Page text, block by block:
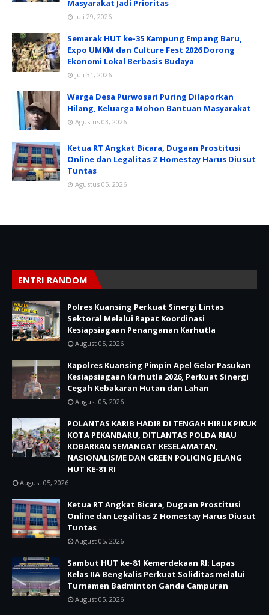
Masyarakat Jadi Prioritas
Juli 29, 2026
Semarak HUT ke-35 Kampung Empang Baru,
Expo UMKM dan Culture Fest 2026 Dorong
Ekonomi Lokal Berbasis Budaya
Juli 31, 2026
Warga Desa Purwosari Puring Dilaporkan
Hilang, Keluarga Mohon Bantuan Masyarakat
Agustus 03, 2026
Ketua RT Angkat Bicara, Dugaan Prostitusi
Online dan Legalitas Z Homestay Harus Diusut
Tuntas
Agustus 05, 2026
ENTRI RANDOM
Polres Kuansing Perkuat Sinergi Lintas
Sektoral Melalui Rapat Koordinasi
Kesiapsiagaan Penanganan Karhutla
August 05, 2026
Kapolres Kuansing Pimpin Apel Gelar Pasukan
Kesiapsiagaan Karhutla 2026, Perkuat Sinergi
Cegah Kebakaran Hutan dan Lahan
August 05, 2026
POLANTAS KARIB HADIR DI TENGAH HIRUK PIKUK
KOTA PEKANBARU, DITLANTAS POLDA RIAU
KOBARKAN SEMANGAT KESELAMATAN,
NASIONALISME DAN GREEN POLICING JELANG
HUT KE-81 RI
August 05, 2026
Ketua RT Angkat Bicara, Dugaan Prostitusi
Online dan Legalitas Z Homestay Harus Diusut
Tuntas
August 05, 2026
Sambut HUT ke-81 Kemerdekaan RI: Lapas
Kelas IIA Bengkalis Perkuat Soliditas melalui
Turnamen Badminton Ganda Campuran
August 05, 2026